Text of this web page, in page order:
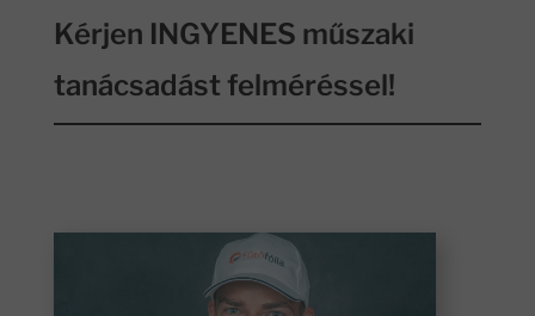
Kérjen INGYENES műszaki
tanácsadást felméréssel!